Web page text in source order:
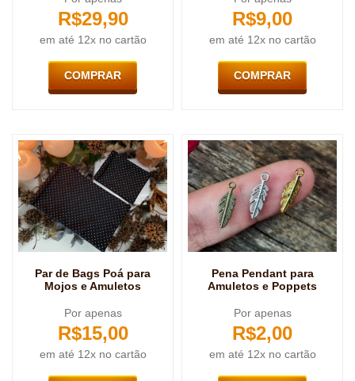
R$29,90
em até 12x no cartão
COMPRAR
R$9,00
em até 12x no cartão
COMPRAR
Par de Bags Poá para
Mojos e Amuletos
Por apenas
R$15,00
em até 12x no cartão
Pena Pendant para
Amuletos e Poppets
Por apenas
R$2,00
em até 12x no cartão